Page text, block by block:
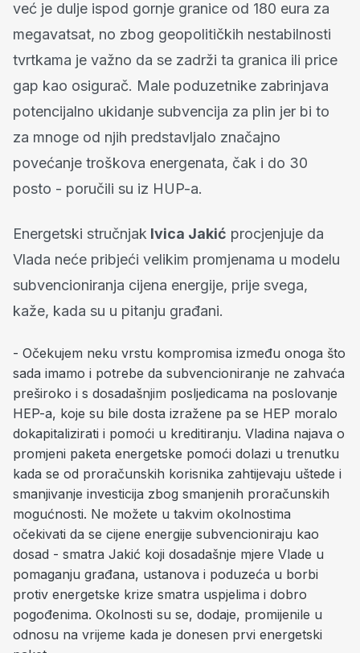
već je dulje ispod gornje granice od 180 eura za
megavatsat, no zbog geopolitičkih nestabilnosti
tvrtkama je važno da se zadrži ta granica ili price
gap kao osigurač. Male poduzetnike zabrinjava
potencijalno ukidanje subvencija za plin jer bi to
za mnoge od njih predstavljalo značajno
povećanje troškova energenata, čak i do 30
posto - poručili su iz HUP-a.
Energetski stručnjak Ivica Jakić procjenjuje da
Vlada neće pribjeći velikim promjenama u modelu
subvencioniranja cijena energije, prije svega,
kaže, kada su u pitanju građani.
- Očekujem neku vrstu kompromisa između onoga što
sada imamo i potrebe da subvencioniranje ne zahvaća
preširoko i s dosadašnjim posljedicama na poslovanje
HEP-a, koje su bile dosta izražene pa se HEP moralo
dokapitalizirati i pomoći u kreditiranju. Vladina najava o
promjeni paketa energetske pomoći dolazi u trenutku
kada se od proračunskih korisnika zahtijevaju uštede i
smanjivanje investicija zbog smanjenih proračunskih
mogućnosti. Ne možete u takvim okolnostima
očekivati da se cijene energije subvencioniraju kao
dosad - smatra Jakić koji dosadašnje mjere Vlade u
pomaganju građana, ustanova i poduzeća u borbi
protiv energetske krize smatra uspjelima i dobro
pogođenima. Okolnosti su se, dodaje, promijenile u
odnosu na vrijeme kada je donesen prvi energetski